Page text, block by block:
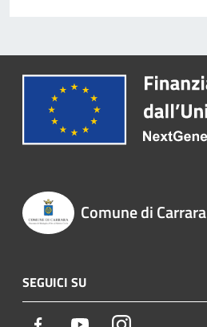
Comune di Carrara
SEGUICI SU